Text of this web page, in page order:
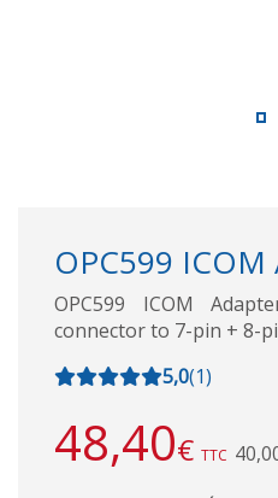
OPC599
OPC599 ICOM
connector to 7-pin + 8-
5,0(1)
48,40€ TTC